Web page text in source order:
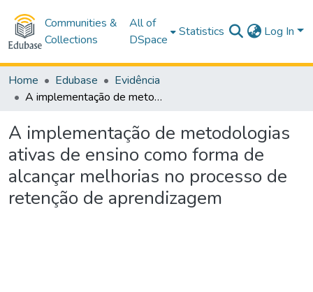
Communities &
Collections
All of
DSpace
Statistics Log In
Home Edubase
Evidência
A implementação de metodologias ativas de ensino como forma de alcançar melhorias no processo de retenção de aprendizagem
A implementação de metodologias
ativas de ensino como forma de
alcançar melhorias no processo de
retenção de aprendizagem